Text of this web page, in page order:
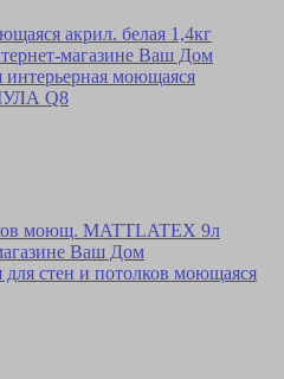
интерьерная моющаяся
Q8
стен и потолков моющаяся